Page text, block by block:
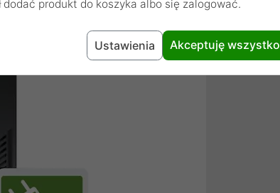
dodać produkt do koszyka albo się zalogować.
Ustawienia Akceptuję wszystko